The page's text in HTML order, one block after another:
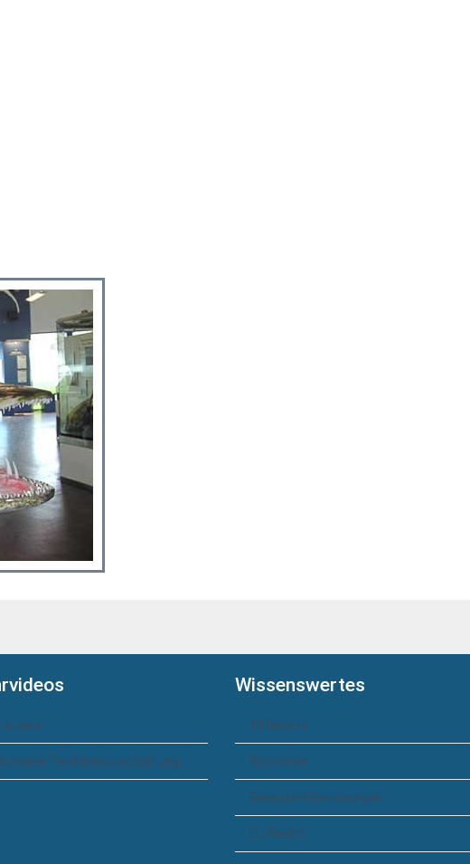
Teichbewirtschaftung
Wissenswertes
10 Gebote
Richtlinien
Gesetze-Verordnungen
EU-Recht